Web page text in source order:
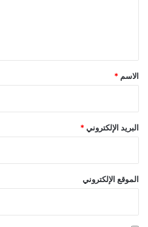
*
الاسم *
البريد الإلكتروني *
الموقع الإلكتروني